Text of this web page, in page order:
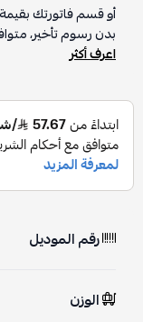
أو قسم فاتورتك بقيمة
بدون رسوم تأخير،
اعرف أكثر
رقم الموديل
الوزن